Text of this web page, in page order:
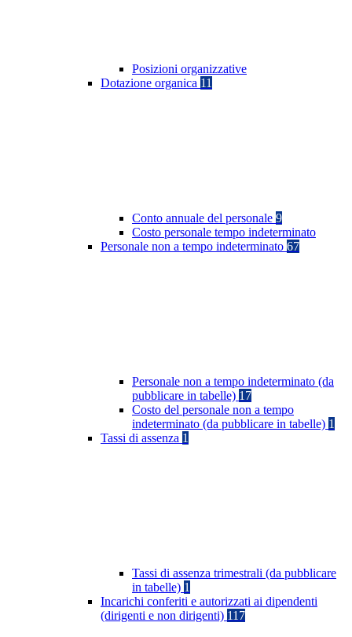
Posizioni organizzative
Dotazione organica 11
Conto annuale del personale 9
Costo personale tempo indeterminato
Personale non a tempo indeterminato 67
Personale non a tempo indeterminato (da
pubblicare in tabelle) 17
Costo del personale non a tempo
indeterminato (da pubblicare in tabelle) 1
Tassi di assenza 1
Tassi di assenza trimestrali (da pubblicare
in tabelle) 1
Incarichi conferiti e autorizzati ai dipendenti
(dirigenti e non dirigenti) 117